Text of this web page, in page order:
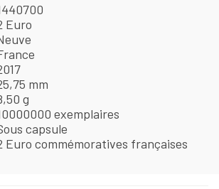
Euro
mm
g
exemplaires
capsule
Euro commémoratives françaises